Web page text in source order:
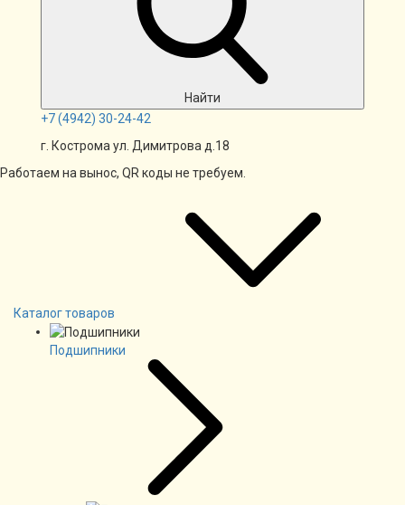
Найти
+7(4942) 30-24-42
г. Кострома ул. Димитрова д.18
Работаем на вынос, QR коды не требуем.
Каталог товаров
Подшипники